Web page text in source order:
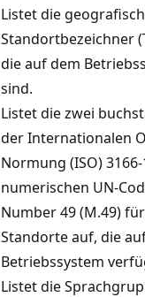
Listet die
Standortbezeichner
die auf dem
sind.
Listet die zwei
der Internationalen
Normung (ISO)
numerischen UN-
Number 49 (M.49)
Standorte auf, die
Betriebssystem
Listet die